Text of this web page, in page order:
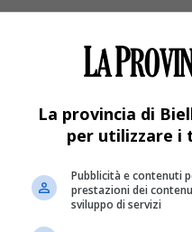
La provincia di
per utilizzare i
Pubblicità e contenuti
prestazioni dei
sviluppo di servizi